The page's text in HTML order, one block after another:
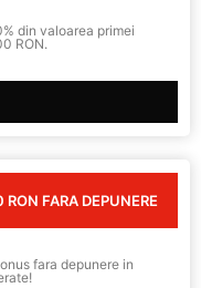
din valoarea primei
RON.
RON FARA DEPUNERE
fara depunere in